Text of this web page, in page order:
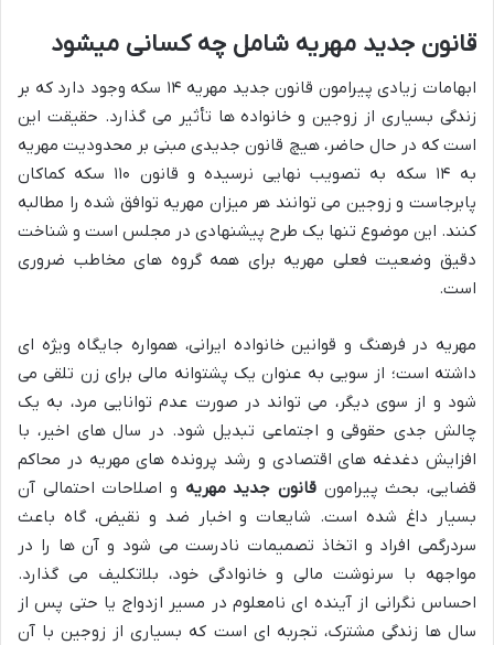
قانون جدید مهریه شامل چه کسانی میشود
ابهامات زیادی پیرامون قانون جدید مهریه ۱۴ سکه وجود دارد که بر
زندگی بسیاری از زوجین و خانواده ها تأثیر می گذارد. حقیقت این
است که در حال حاضر، هیچ قانون جدیدی مبنی بر محدودیت مهریه
به ۱۴ سکه به تصویب نهایی نرسیده و قانون ۱۱۰ سکه کماکان
پابرجاست و زوجین می توانند هر میزان مهریه توافق شده را مطالبه
کنند. این موضوع تنها یک طرح پیشنهادی در مجلس است و شناخت
دقیق وضعیت فعلی مهریه برای همه گروه های مخاطب ضروری
است.
مهریه در فرهنگ و قوانین خانواده ایرانی، همواره جایگاه ویژه ای
داشته است؛ از سویی به عنوان یک پشتوانه مالی برای زن تلقی می
شود و از سوی دیگر، می تواند در صورت عدم توانایی مرد، به یک
چالش جدی حقوقی و اجتماعی تبدیل شود. در سال های اخیر، با
افزایش دغدغه های اقتصادی و رشد پرونده های مهریه در محاکم
قضایی، بحث پیرامون قانون جدید مهریه و اصلاحات احتمالی آن
بسیار داغ شده است. شایعات و اخبار ضد و نقیض، گاه باعث
سردرگمی افراد و اتخاذ تصمیمات نادرست می شود و آن ها را در
مواجهه با سرنوشت مالی و خانوادگی خود، بلاتکلیف می گذارد.
احساس نگرانی از آینده ای نامعلوم در مسیر ازدواج یا حتی پس از
سال ها زندگی مشترک، تجربه ای است که بسیاری از زوجین با آن